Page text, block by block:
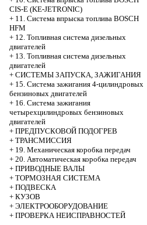
CIS-E (KE-JETRONIC)
+ 11. Система впрыска топлива BOSCH
HFM
+ 12. Топливная система дизельных
двигателей
+ 13. Топливная система дизельных
двигателей
+ СИСТЕМЫ ЗАПУСКА, ЗАЖИГАНИЯ
+ 15. Система зажигания 4-цилиндровых
бензиновых двигателей
+ 16. Система зажигания
четырехцилиндровых бензиновых
двигателей
+ ПРЕДПУСКОВОЙ ПОДОГРЕВ
+ ТРАНСМИССИЯ
+ 19. Механическая коробка передач
+ 20. Автоматическая коробка передач
+ ПРИВОДНЫЕ ВАЛЫ
+ ТОРМОЗНАЯ СИСТЕМА
+ ПОДВЕСКА
+ КУЗОВ
+ ЭЛЕКТРООБОРУДОВАНИЕ
+ ПРОВЕРКА НЕИСПРАВНОСТЕЙ